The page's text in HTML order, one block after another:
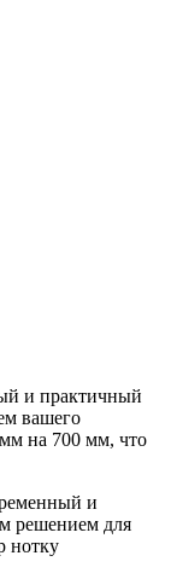
и практичный
вашего
мм на 700 мм, что
и
решением для
нотку